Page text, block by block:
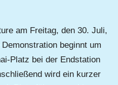
am Freitag, den 30. Juli,
beginnt um
Platz bei der Endstation
wird ein kurzer